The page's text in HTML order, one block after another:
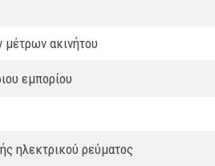
ακινήτου
εμπορίου
ηλεκτρικού ρεύματος